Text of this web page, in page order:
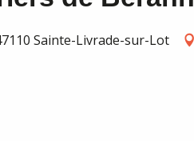
Sainte-Livrade-sur-Lot